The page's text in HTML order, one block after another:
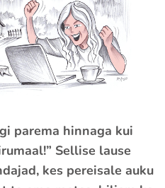
parema hinnaga kui
Sellise lause
kes pereisale auku